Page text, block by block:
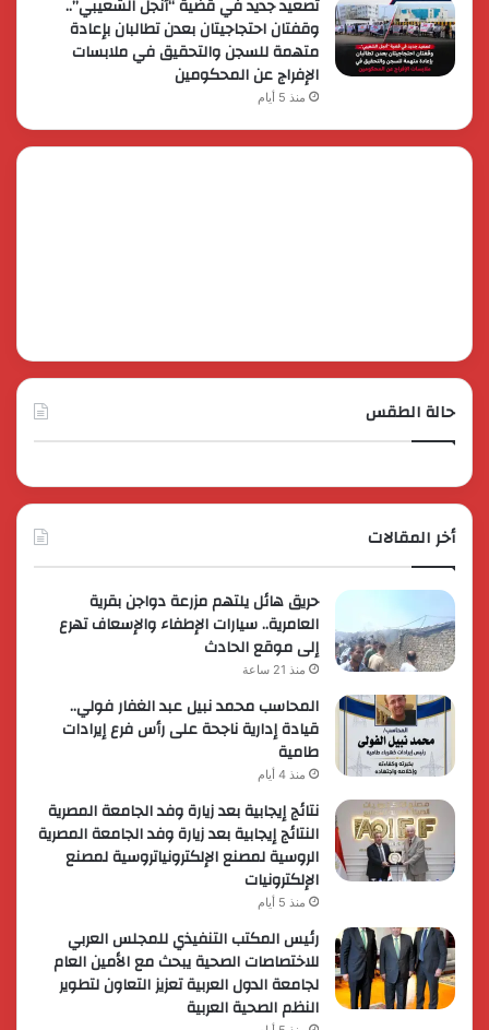
تصعيد جديد في قضية “أنجل الشعيبي”..
وقفتان احتجاجيتان بعدن تطالبان بإعادة
متهمة للسجن والتحقيق في ملابسات
الإفراج عن المحكومين
منذ 5 أيام
حالة الطقس
أخر المقالات
حريق هائل يلتهم مزرعة دواجن بقرية
العامرية.. سيارات الإطفاء والإسعاف تهرع
إلى موقع الحادث
منذ 21 ساعة
المحاسب محمد نبيل عبد الغفار فولي..
قيادة إدارية ناجحة على رأس فرع إيرادات
طامية
منذ 4 أيام
نتائج إيجابية بعد زيارة وفد الجامعة المصرية
النتائج إيجابية بعد زيارة وفد الجامعة المصرية
الروسية لمصنع الإلكترونياتروسية لمصنع
الإلكترونيات
منذ 5 أيام
رئيس المكتب التنفيذي للمجلس العربي
للاختصاصات الصحية يبحث مع الأمين العام
لجامعة الدول العربية تعزيز التعاون لتطوير
النظم الصحية العربية